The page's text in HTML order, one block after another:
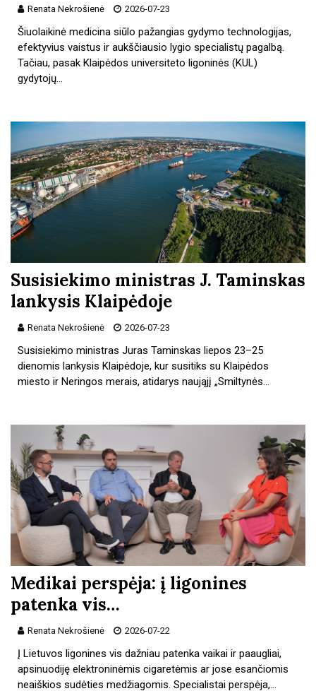
Renata Nekrošienė 2026-07-23
Šiuolaikinė medicina siūlo pažangias gydymo technologijas,
efektyvius vaistus ir aukščiausio lygio specialistų pagalbą.
Tačiau, pasak Klaipėdos universiteto ligoninės (KUL)
gydytojų…
Susisiekimo ministras J. Taminskas
lankysis Klaipėdoje
Renata Nekrošienė 2026-07-23
Susisiekimo ministras Juras Taminskas liepos 23–25
dienomis lankysis Klaipėdoje, kur susitiks su Klaipėdos
miesto ir Neringos merais, atidarys naująjį „Smiltynės…
Medikai perspėja: į ligonines
patenka vis…
Renata Nekrošienė 2026-07-22
Į Lietuvos ligonines vis dažniau patenka vaikai ir paaugliai,
apsinuodiję elektroninėmis cigaretėmis ar jose esančiomis
neaiškios sudėties medžiagomis. Specialistai perspėja,…